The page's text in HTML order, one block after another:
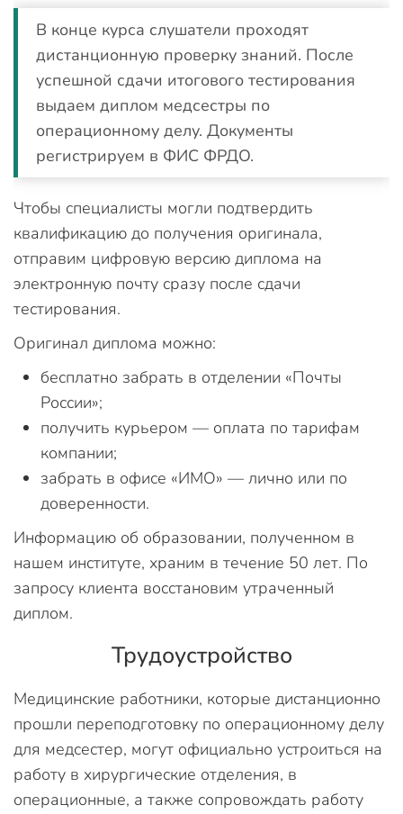
В конце курса слушатели проходят
дистанционную проверку знаний. После
успешной сдачи итогового тестирования
выдаем диплом медсестры по
операционному делу. Документы
регистрируем в ФИС ФРДО.
Чтобы специалисты могли подтвердить
квалификацию до получения оригинала,
отправим цифровую версию диплома на
электронную почту сразу после сдачи
тестирования.
Оригинал диплома можно:
бесплатно забрать в отделении «Почты
России»;
получить курьером — оплата по тарифам
компании;
забрать в офисе «ИМО» — лично или по
доверенности.
Информацию об образовании, полученном в
нашем институте, храним в течение 50 лет. По
запросу клиента восстановим утраченный
диплом.
Трудоустройство
Медицинские работники, которые дистанционно
прошли переподготовку по операционному делу
для медсестер, могут официально устроиться на
работу в хирургические отделения, в
операционные, а также сопровождать работу